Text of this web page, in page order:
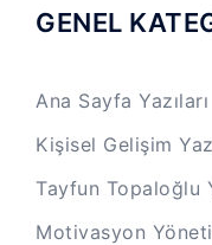
GENEL
Ana Sayfa Yazıları
Kişisel Gelişim
Tayfun Topaloğlu
Motivasyon